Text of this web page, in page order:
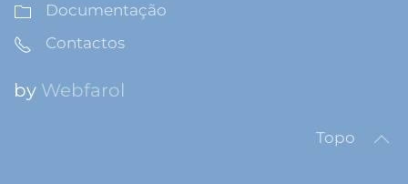
Documentação
Contactos
by Webfarol
Topo